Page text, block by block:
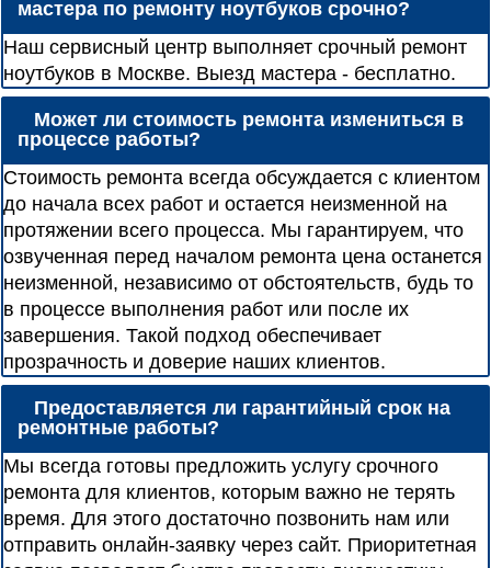
мастера по ремонту ноутбуков срочно?
Наш сервисный центр выполняет срочный ремонт
ноутбуков в Москве. Выезд мастера - бесплатно.
Может ли стоимость ремонта измениться в
процессе работы?
Стоимость ремонта всегда обсуждается с клиентом
до начала всех работ и остается неизменной на
протяжении всего процесса. Мы гарантируем, что
озвученная перед началом ремонта цена останется
неизменной, независимо от обстоятельств, будь то
в процессе выполнения работ или после их
завершения. Такой подход обеспечивает
прозрачность и доверие наших клиентов.
Предоставляется ли гарантийный срок на
ремонтные работы?
Мы всегда готовы предложить услугу срочного
ремонта для клиентов, которым важно не терять
время. Для этого достаточно позвонить нам или
отправить онлайн-заявку через сайт. Приоритетная